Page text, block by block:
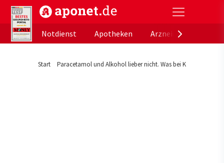
aponet.de - Das offizielle Gesundheitsportal der
Notdienst
Apotheken
Start Paracetamol und Alkohol lieber nicht. Was bei Kater-